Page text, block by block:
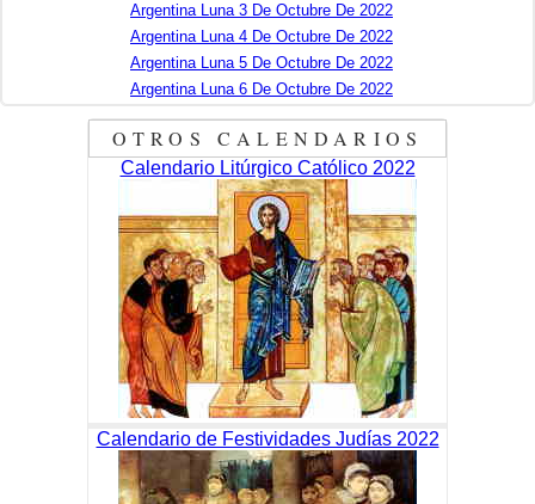
Argentina Luna 3 De Octubre De 2022
Argentina Luna 4 De Octubre De 2022
Argentina Luna 5 De Octubre De 2022
Argentina Luna 6 De Octubre De 2022
OTROS CALENDARIOS
Calendario Litúrgico Católico 2022
Calendario de Festividades Judías 2022